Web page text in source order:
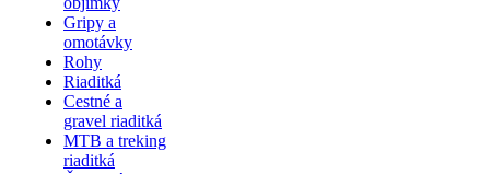
Gripy a
omotávky
Rohy
Riaditká
Cestné a
gravel riaditká
MTB a treking
riaditká